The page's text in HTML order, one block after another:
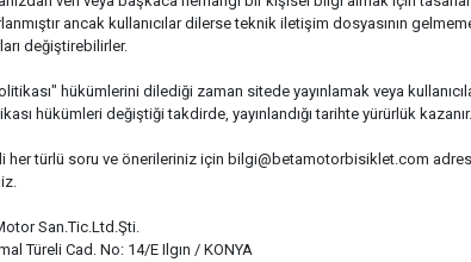
ancak kullanıcılar dilerse teknik iletişim dosyasının
değiştirebilirler.
hükümlerini dilediği zaman sitede yayınlamak veya
hükümleri değiştiği takdirde, yayınlandığı tarihte yürürlük kazanır.
her türlü soru ve önerileriniz için bilgi@betamotorbisiklet.com
San.Tic.Ltd.Şti.
Türeli Cad. No: 14/E Ilgın / KONYA